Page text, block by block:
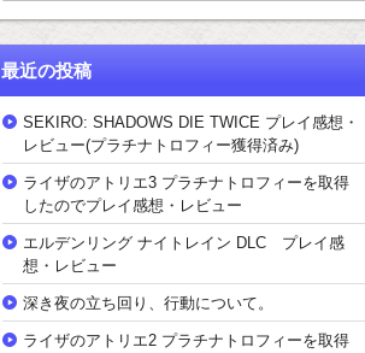
最近の投稿
SEKIRO: SHADOWS DIE TWICE プレイ感想・
レビュー(プラチナトロフィー獲得済み)
ライザのアトリエ3 プラチナトロフィーを取得
したのでプレイ感想・レビュー
エルデンリング ナイトレイン DLC プレイ感
想・レビュー
深き夜の立ち回り、行動について。
ライザのアトリエ2 プラチナトロフィーを取得